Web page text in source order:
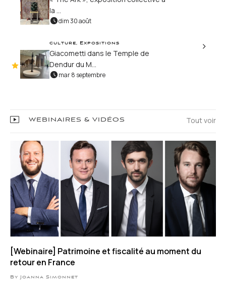
la ...
dim 30 août
culture, Expositions
Giacometti dans le Temple de
Dendur du M...
mar 8 septembre
WEBINAIRES & VIDÉOS Tout voir
[Webinaire] Patrimoine et fiscalité au moment du
retour en France
By Joanna Simonnet